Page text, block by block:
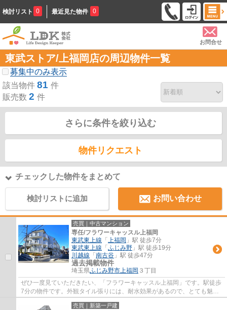
検討リスト 0 最近見た物件 0
お問合せ
東武ストア/上福岡店の周辺物件一覧
募集中のみ表示
該当物件 81 件
販売数 2 件
さらに条件を絞り込む
物件リクエスト
チェックした物件をまとめて
検討リストに追加 お問い合わせ
売買｜中古マンション
専任/フラワーキャッスル上福岡
東武東上線 「 上福岡 」駅 徒歩7分
東武東上線 「 ふじみ野 」駅 徒歩19分
川越線 「 南古谷 」駅 徒歩47分
過去掲載物件
埼玉県ふじみ野市上福岡 ３丁目
ぜひ一度見ていただきたい、「フラワーキャッスル上福岡」です。駅徒歩
7分の物件です。外観タイル張りには、耐水効果があるので、とても魅力
的です。東武東上線上福岡周辺の物件をＬＤ...
売買｜新築一戸建